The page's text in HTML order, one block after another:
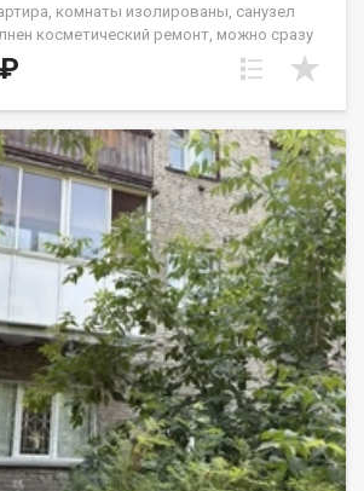
комнаты изолированы, санузел
косметический ремонт, можно сразу
пластиковые, балкон застеклен, вся
Комфортный 2 этаж, окна выходят на
от проживающих и готова принять
гарантия безопасности сделки,
ипотечного решения! Больше
Звоните! Код пользователя: 80879